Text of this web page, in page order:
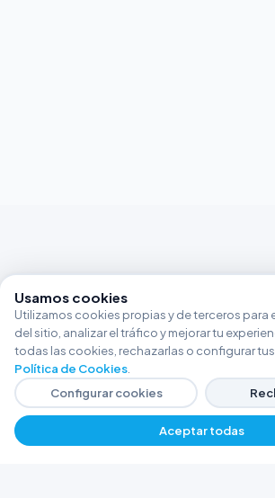
Usamos cookies
Utilizamos cookies propias y de terceros para
del sitio, analizar el tráfico y mejorar tu
todas las cookies, rechazarlas o configurar
Política de Cookies
Configurar cookies
Aceptar todas